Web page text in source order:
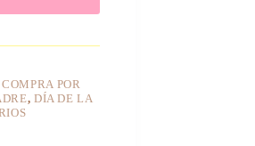
COMPRA POR
, DÍA DE LA